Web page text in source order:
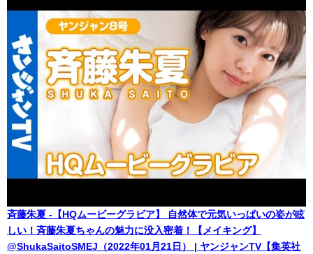
斉藤朱夏 -【HQムービーグラビア】 自然体で元気いっぱいの姿が眩
しい！斉藤朱夏ちゃんの魅力に没入密着！【メイキング】
@ShukaSaitoSMEJ（2022年01月21日） | ヤンジャンTV【集英社